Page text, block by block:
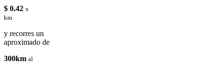
$ 0.42 x
km
y recorres un
aproximado de
300km al